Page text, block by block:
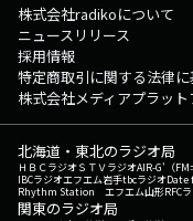
株式会社radikoについて
ニュースリリース
採用情報
特定商取引に関する法律
株式会社メディアプラッ
北海道・東北のラジオ局
ＨＢＣラジオＳＴＶラジオAIR-G'（FM
IBCラジオエフエム岩手tbcラジオDate
Rhythm Station エフエム山形RFC
関東のラジオ局